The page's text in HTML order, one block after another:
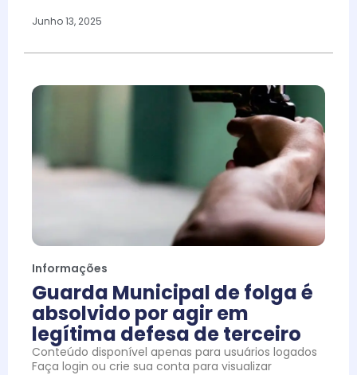
Junho 13, 2025
Informações
Guarda Municipal de folga é
absolvido por agir em
legítima defesa de terceiro
Conteúdo disponível apenas para usuários logados
Faça login ou crie sua conta para visualizar